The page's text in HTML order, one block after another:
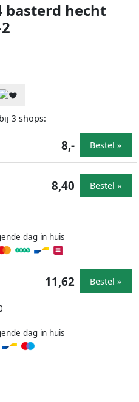
basterd hecht
bij 3 shops:
8,- Bestel »
dag in huis
8,40 Bestel »
dag in huis
11,62 Bestel »